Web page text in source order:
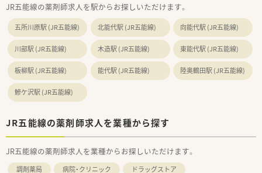
■当病院は一般病棟に加えて回復期リハビリテーション病棟・地
域包括ケア病棟があり、附属施設として健康管理センター、介護
老人保健施設、訪問看護ステーションがあります。このため疾病
の予防と健康の維持、治療とリハビリテーション、高齢者・障害
者への介護と福祉を一貫して提供できる医療機関です。
＜こんな方にもおすすめ＞
■プライベートも重視しつつ、メリハリをつけて勤務したい方
■幅広い業務に携わりスキルを磨きたい方
JR五能線の薬剤師求人を駅からお探しいただけます。
五所川原駅 (JR五能線) 北能代駅 (JR五能線) 向能代駅 (JR五能線)
川部駅 (JR五能線) 木造駅 (JR五能線) 東能代駅 (JR五能線)
板柳駅 (JR五能線) 能代駅 (JR五能線) 陸奥鶴田駅 (JR五能線)
鰺ケ沢駅 (JR五能線)
JR五能線の薬剤師求人を業種から探す
JR五能線の薬剤師求人を業種からお探しいただけます。
調剤薬局 病院・クリニック
ドラッグストア